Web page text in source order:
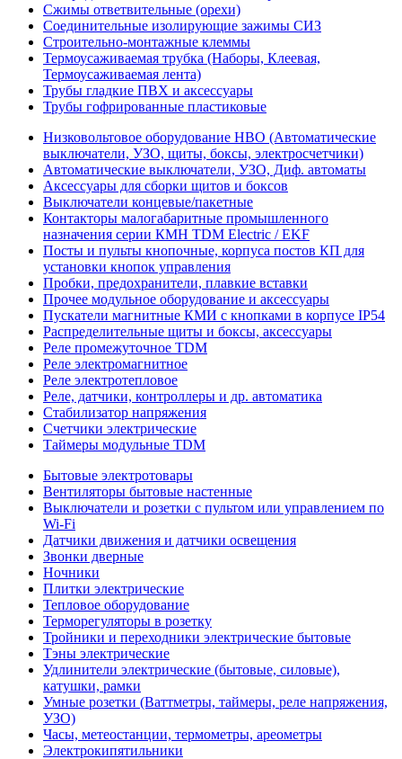
Сжимы ответвительные (орехи)
Соединительные изолирующие зажимы СИЗ
Строительно-монтажные клеммы
Термоусаживаемая трубка (Наборы, Клеевая,
Термоусаживаемая лента)
Трубы гладкие ПВХ и аксессуары
Трубы гофрированные пластиковые
Низковольтовое оборудование НВО (Автоматические
выключатели, УЗО, щиты, боксы, электросчетчики)
Автоматические выключатели, УЗО, Диф. автоматы
Аксессуары для сборки щитов и боксов
Выключатели концевые/пакетные
Контакторы малогабаритные промышленного
назначения серии КМН TDM Electric / EKF
Посты и пульты кнопочные, корпуса постов КП для
установки кнопок управления
Пробки, предохранители, плавкие вставки
Прочее модульное оборудование и аксессуары
Пускатели магнитные КМИ с кнопками в корпусе IP54
Распределительные щиты и боксы, аксессуары
Реле промежуточное TDM
Реле электромагнитное
Реле электротепловое
Реле, датчики, контроллеры и др. автоматика
Стабилизатор напряжения
Счетчики электрические
Таймеры модульные TDM
Бытовые электротовары
Вентиляторы бытовые настенные
Выключатели и розетки с пультом или управлением по
Wi-Fi
Датчики движения и датчики освещения
Звонки дверные
Ночники
Плитки электрические
Тепловое оборудование
Терморегуляторы в розетку
Тройники и переходники электрические бытовые
Тэны электрические
Удлинители электрические (бытовые, силовые),
катушки, рамки
Умные розетки (Ваттметры, таймеры, реле напряжения,
УЗО)
Часы, метеостанции, термометры, ареометры
Электрокипятильники